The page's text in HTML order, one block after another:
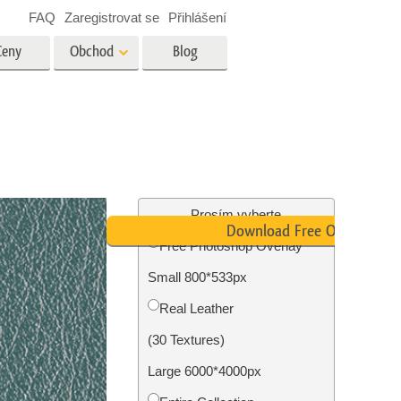
nemovitostí
Foto Obnovení Služby
Obchod Blog
FAQ Zaregistrovat se Přihlášení
Prosím vyberte
Free Photoshop Overlay
Small 800*533px
Real Leather
(30 Textures)
Large 6000*4000px
Download Free Overlay